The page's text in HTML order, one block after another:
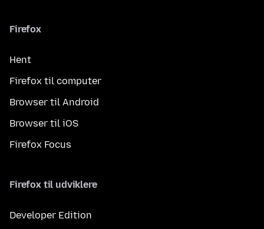
Firefox
Hent
Firefox til computer
Browser til Android
Browser til iOS
Firefox Focus
Firefox til udviklere
Developer Edition